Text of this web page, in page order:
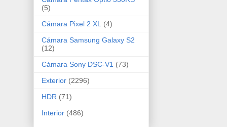
(5)
Cámara Pixel 2 XL
(4)
Cámara Samsung Galaxy S2
(12)
Cámara Sony DSC-V1 (73)
Exterior (2296)
HDR (71)
Interior (486)